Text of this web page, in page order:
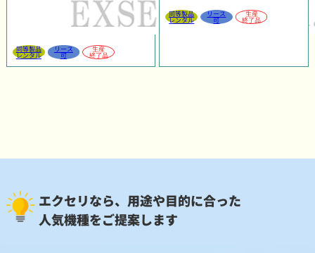
同等製品
レンタル
リース
可
生産
終了品
同等製品
レンタル
リース
可
生産
終了品
エクセリなら、用途や目的に合った
人気機種をご提案します